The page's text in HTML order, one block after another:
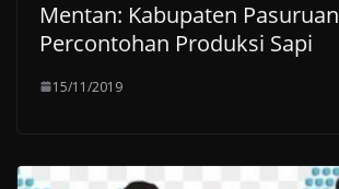
Mentan: Kabupaten Pasuruan
Percontohan Produksi Sapi
15/11/2019